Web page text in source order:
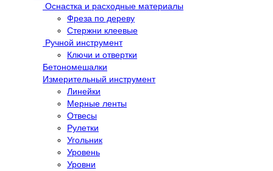
Оснастка и расходные материалы
Фреза по дереву
Стержни клеевые
Ручной инструмент
Ключи и отвертки
Бетономешалки
Измерительный инструмент
Линейки
Мерные ленты
Отвесы
Рулетки
Угольник
Уровень
Уровни